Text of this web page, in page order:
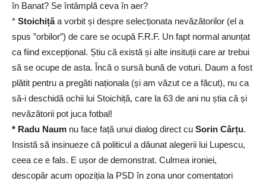
în Banat? Se întâmplă ceva în aer?
* Stoichițăa vorbit și despre selecționata nevăzătorilor (el a
spus ”orbilor”) de care se ocupă F.R.F. Un fapt normal anunțat
ca fiind excepțional. Știu că există și alte insituții care ar trebui
să se ocupe de asta. Încă o sursă bună de voturi. Daum a fost
plătit pentru a pregăti naționala (și am văzut ce a făcut), nu ca
să-i deschidă ochii lui Stoichiță, care la 63 de ani nu știa că și
nevăzătorii pot juca fotbal!
* Radu Naum nu face față unui dialog direct cu Sorin Cârțu.
Insistă să insinueze că politicul a dăunat alegerii lui Lupescu,
ceea ce e fals. E ușor de demonstrat. Culmea ironiei,
descopăr acum opoziția la PSD în zona unor comentatori